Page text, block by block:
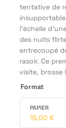
tentative de
l’échelle
des nuits
entrecoupé
rasoir. Ce
visite, brosse
Format
PAPIER
15,00 €